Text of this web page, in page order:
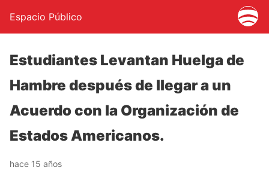
Espacio Público
Estudiantes Levantan Huelga de
Hambre después de llegar a un
Acuerdo con la Organización de
Estados Americanos.
hace 15 años